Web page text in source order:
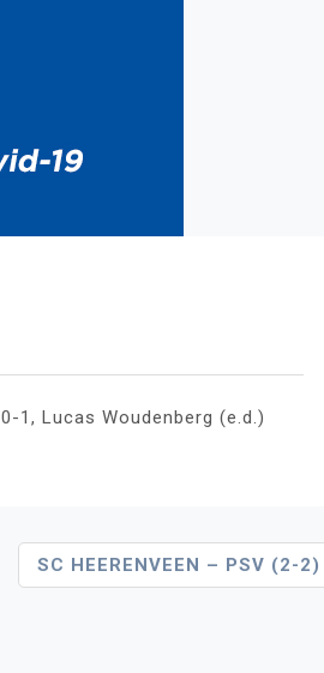
1, Lucas Woudenberg (e.d.)
SC HEERENVEEN – PSV (2-2)